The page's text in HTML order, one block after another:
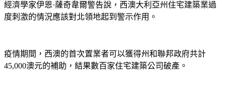
經濟學家伊恩·薩奇韋爾警告說，西澳大利亞州住宅建築業過
度刺激的情況應該對北領地起到警示作用。
疫情期間，西澳的首次置業者可以獲得州和聯邦政府共計
45,000澳元的補助，結果數百家住宅建築公司破產。